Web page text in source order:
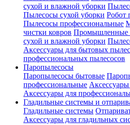
сухой и влажной уборки
Пылесосы сухой уборки Робот
Пылесосы профессиональные
чистки ковров Промышленные
сухой и влажной уборки
Аксессуары для бытовых
профессиональных пылесосов
Паропылесосы
Паропылесосы бытовые
профессиональные
Аксессуары для
Гладильные системы и
Гладильные системы
Аксессуары для гладильных